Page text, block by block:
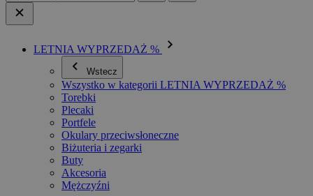
LETNIA WYPRZEDAŻ %
Wstecz
Wszystko w kategorii LETNIA WYPRZEDAŻ %
Torebki
Plecaki
Portfele
Okulary przeciwsłoneczne
Biżuteria i zegarki
Buty
Akcesoria
Mężczyźni